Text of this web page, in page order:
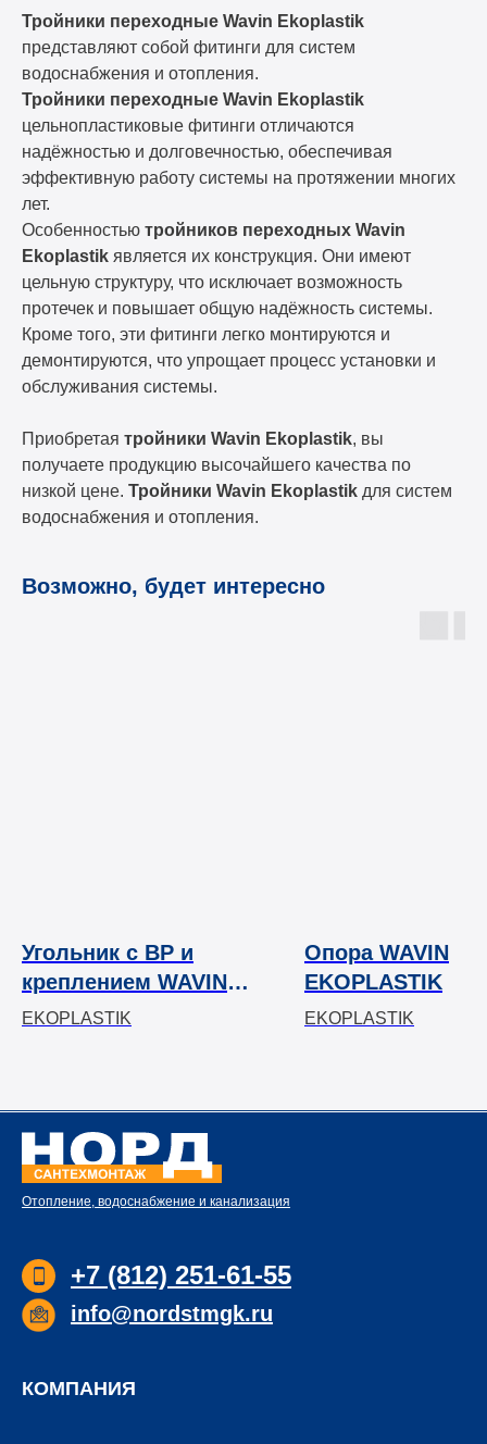
Тройники переходные Wavin Ekoplastik
представляют собой фитинги для систем
водоснабжения и отопления.
Тройники переходные Wavin Ekoplastik
цельнопластиковые фитинги отличаются
надёжностью и долговечностью, обеспечивая
эффективную работу системы на протяжении многих
лет.
Особенностью тройников переходных Wavin
Ekoplastik является их конструкция. Они имеют
цельную структуру, что исключает возможность
протечек и повышает общую надёжность системы.
Кроме того, эти фитинги легко монтируются и
демонтируются, что упрощает процесс установки и
обслуживания системы.
Приобретая тройники Wavin Ekoplastik, вы
получаете продукцию высочайшего качества по
низкой цене. Тройники Wavin Ekoplastik для систем
водоснабжения и отопления.
Возможно, будет интересно
Угольник с ВР и
креплением WAVIN
EKOPLASTIK
EKOPLASTIK
Опора WAVIN
EKOPLASTIK
EKOPLASTIK
Отопление, водоснабжение и канализация
+7 (812) 251-61-55
info@nordstmgk.ru
КОМПАНИЯ